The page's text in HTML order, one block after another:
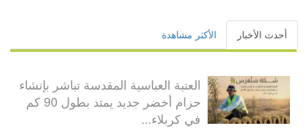
أحدث الأخبار الأكثر مشاهدة
العتبة العباسية المقدسة تباشر بإنشاء
حزام أخضر جديد يمتد بطول 90 كم
في كربلاء...